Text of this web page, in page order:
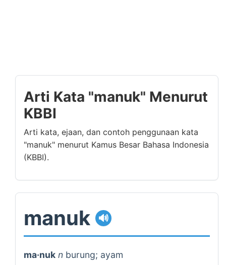
Arti Kata "manuk" Menurut
KBBI
Arti kata, ejaan, dan contoh penggunaan kata
"manuk" menurut Kamus Besar Bahasa Indonesia
(KBBI).
manuk 🔊
ma·nuk n burung; ayam